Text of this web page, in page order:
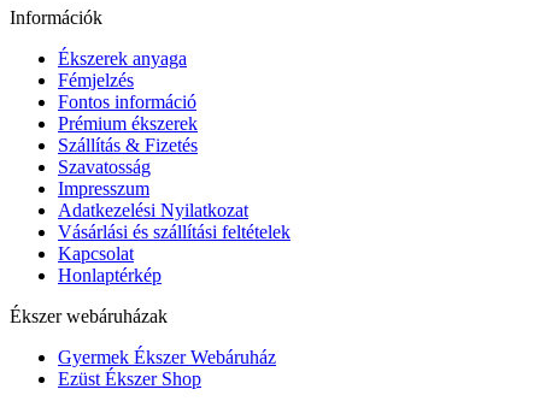
Információk
Ékszerek anyaga
Fémjelzés
Fontos információ
Prémium ékszerek
Szállítás & Fizetés
Szavatosság
Impresszum
Adatkezelési Nyilatkozat
Vásárlási és szállítási feltételek
Kapcsolat
Honlaptérkép
Ékszer webáruházak
Gyermek Ékszer Webáruház
Ezüst Ékszer Shop